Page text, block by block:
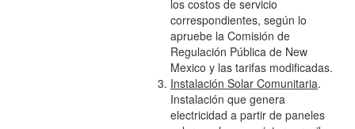
los costos de servicio
correspondientes, según lo
apruebe la Comisión de
Regulación Pública de New
Mexico y las tarifas modificadas.
Instalación Solar Comunitaria.
Instalación que genera
electricidad a partir de paneles